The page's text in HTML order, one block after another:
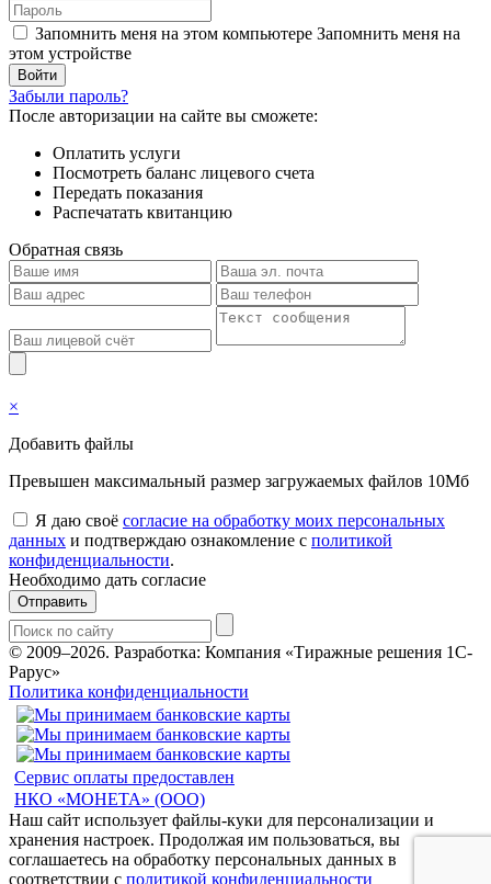
Запомнить меня на этом компьютере Запомнить меня на
этом устройстве
Забыли пароль?
После авторизации на сайте вы сможете:
Оплатить услуги
Посмотреть баланс лицевого счета
Передать показания
Распечатать квитанцию
Обратная связь
×
Добавить файлы
Превышен максимальный размер загружаемых файлов 10Мб
Я даю своё согласие на обработку моих персональных
данных и подтверждаю ознакомление с политикой
конфиденциальности.
Необходимо дать согласие
Отправить
© 2009–2026. Разработка: Компания «Тиражные решения 1С-
Рарус»
Политика конфиденциальности
Сервис оплаты предоставлен
НКО «МОНЕТА» (ООО)
Наш сайт использует файлы-куки для персонализации и
хранения настроек. Продолжая им пользоваться, вы
соглашаетесь на обработку персональных данных в
соответствии с политикой конфиденциальности